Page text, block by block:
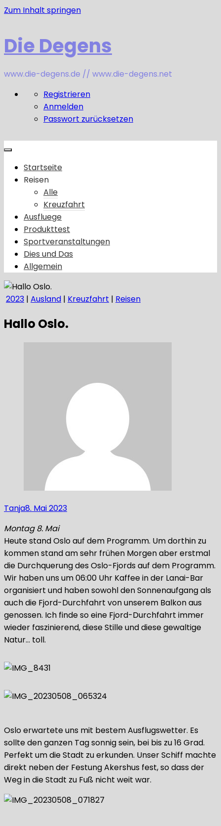
Zum Inhalt springen
Die Degens
www.die-degens.de // www.die-degens.net
Registrieren
Anmelden
Passwort zurücksetzen
Startseite
Reisen
Alle
Kreuzfahrt
Ausfluege
Produkttest
Sportveranstaltungen
Dies und Das
Allgemein
2023 | Ausland | Kreuzfahrt | Reisen
Hallo Oslo.
Tanja8. Mai 2023
Montag 8. Mai
Heute stand Oslo auf dem Programm. Um dorthin zu
kommen stand am sehr frühen Morgen aber erstmal
die Durchquerung des Oslo-Fjords auf dem Programm.
Wir haben uns um 06:00 Uhr Kaffee in der Lanai-Bar
organisiert und haben sowohl den Sonnenaufgang als
auch die Fjord-Durchfahrt von unserem Balkon aus
genossen. Ich finde so eine Fjord-Durchfahrt immer
wieder faszinierend, diese Stille und diese gewaltige
Natur… toll.
Oslo erwartete uns mit bestem Ausflugswetter. Es
sollte den ganzen Tag sonnig sein, bei bis zu 16 Grad.
Perfekt um die Stadt zu erkunden. Unser Schiff machte
direkt neben der Festung Akershus fest, so dass der
Weg in die Stadt zu Fuß nicht weit war.